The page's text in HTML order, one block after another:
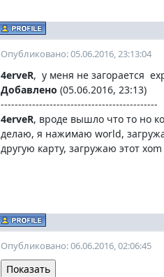
Опубликовано: 05.06.2016, 23:13:04
4erveR, у меня не загорается
Добавлено (05.06.2016, 23:13)
---------------------------------------------
4erveR, вроде вышло что то но
делаю, я нажимаю world,
другую карту, загружаю этот
Опубликовано: 06.06.2016, 02:06:45